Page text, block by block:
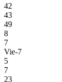
42
43
49
8
7
Vie-7
5
7
23